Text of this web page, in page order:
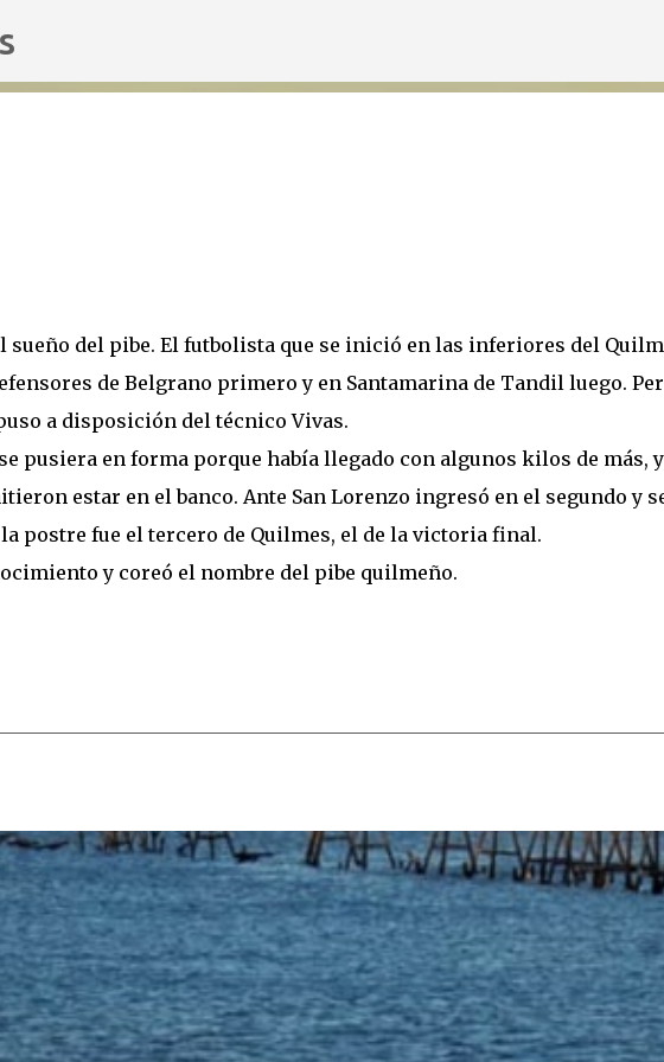
sueño del pibe. El futbolista que se inició en las inferiores del
de Belgrano primero y en Santamarina de Tandil luego.
a disposición del técnico Vivas.
pusiera en forma porque había llegado con algunos kilos de más,
estar en el banco. Ante San Lorenzo ingresó en el segundo y
postre fue el tercero de Quilmes, el de la victoria final.
y coreó el nombre del pibe quilmeño.